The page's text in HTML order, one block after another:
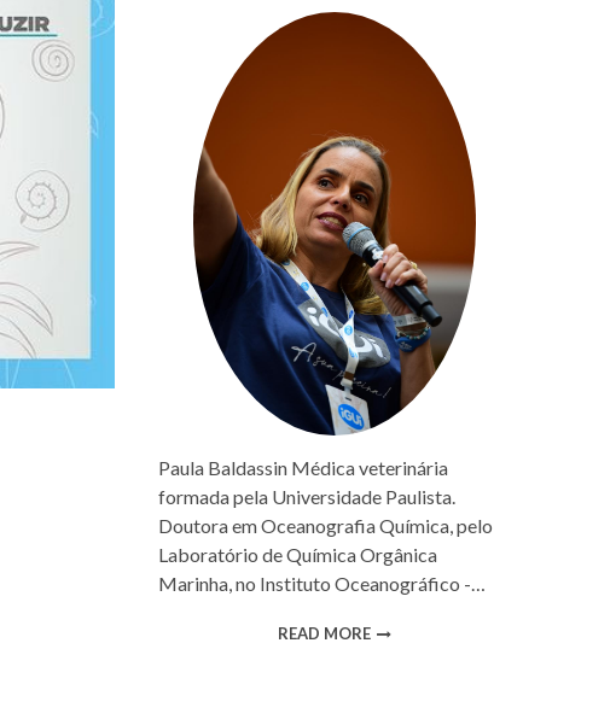
Paula Baldassin Médica veterinária
formada pela Universidade Paulista.
Doutora em Oceanografia Química, pelo
Laboratório de Química Orgânica
Marinha, no Instituto Oceanográfico -…
READ MORE